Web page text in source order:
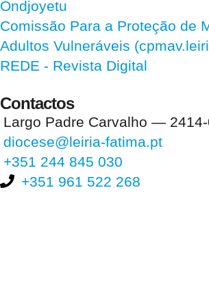
Ondjoyetu
Comissão Para a Proteção de
Adultos Vulneráveis
REDE - Revista Digital
Contactos
Largo Padre Carvalho — 2414-
diocese@leiria-fatima.pt
+351 244 845 030
+351 961 522 268